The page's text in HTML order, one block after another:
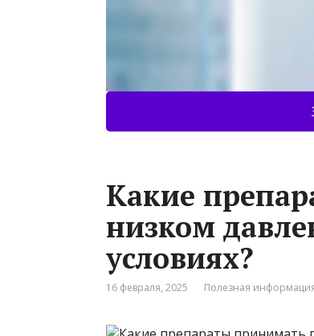
Какие
низком
условиях?
16 февраля, 2025 Полезная